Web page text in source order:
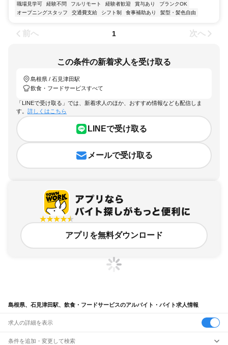
職場見学可
経験不問 フルリモート 経験者歓迎 賞与あり
ブランクOK
オープニングスタッフ
交通費支給 シフト制 食事補助あり 髪型・髪色自由
前へ 1 次へ
この条件の新着求人を受け取る
島根県 / 石見津田駅
飲食・フードサービスすべて
「LINEで受け取る」では、新着求人のほか、おすすめ情報なども配信しま
す。 詳しくはこちら
LINEで受け取る
メールで受け取る
アプリを無料ダウンロード
島根県、石見津田駅、飲食・フードサービスのアルバイト・バイト求人情報
求人の詳細を表示
条件を追加・変更して検索